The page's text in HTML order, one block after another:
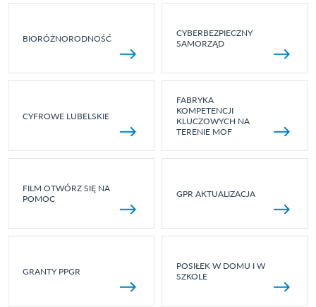
BIORÓŻNORODNOŚĆ
CYBERBEZPIECZNY
SAMORZĄD
CYFROWE LUBELSKIE
FABRYKA
KOMPETENCJI
KLUCZOWYCH NA
TERENIE MOF
FILM OTWÓRZ SIĘ NA
POMOC
GPR AKTUALIZACJA
GRANTY PPGR
POSIŁEK W DOMU I W
SZKOLE